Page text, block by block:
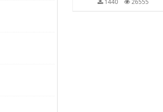
1440 26555